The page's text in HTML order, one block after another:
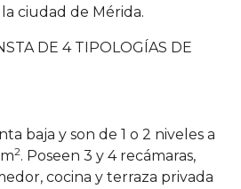
ciudad de Mérida.
DE 4 TIPOLOGÍAS DE
baja y son de 1 o 2 niveles a
2. Poseen 3 y 4 recámaras,
cocina y terraza privada